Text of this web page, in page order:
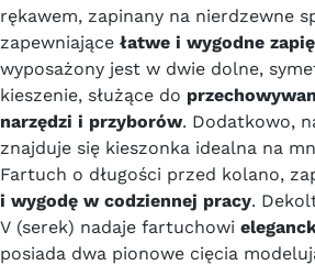
rękawem, zapinany na nierdzewne
zapewniające łatwe i wygodne
wyposażony jest w dwie dolne,
kieszenie, służące do
narzędzi i przyborów. Dodatkowo,
znajduje się kieszonka idealna na
Fartuch o długości przed kolano,
i wygodę w codziennej pracy.
V (serek) nadaje fartuchowi
posiada dwa pionowe cięcia